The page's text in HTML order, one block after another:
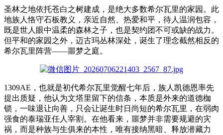
圣林之地依托苍白之树建成，是绝大多数希尔瓦里的家园。此
地族人恪守石板教义，亲近自然、热爱和平，待人温润包容，
既是世人眼中温柔的森林之子，也是契约团不可或缺的战力。
但平和的家园之外，迈古玛丛林深处，诞生了理念截然相反的
希尔瓦里阵营——噩梦之庭。
1309AE，也就是初代希尔瓦里觉醒七年后，族人凯德恩率先
提出质疑，他认为文塔里留下的信条，本质是外来的道德枷
锁，一味退让向善，只会让诞生时日尚短的希尔瓦里，在弱肉
强食的泰瑞亚任人宰割。在他看来，噩梦并非需要规避的灾
祸，而是种族与生俱来的本性，唯有接纳黑暗、释放潜藏力